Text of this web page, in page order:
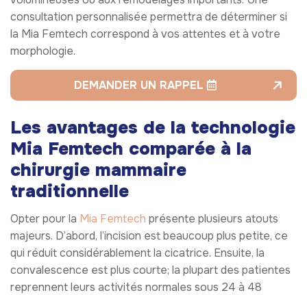
consultation personnalisée permettra de déterminer si
la Mia Femtech correspond à vos attentes et à votre
morphologie.
DEMANDER UN RAPPEL
Les avantages de la technologie
Mia Femtech comparée à la
chirurgie mammaire
traditionnelle
Opter pour la Mia Femtech présente plusieurs atouts
majeurs. D’abord, l’incision est beaucoup plus petite, ce
qui réduit considérablement la cicatrice. Ensuite, la
convalescence est plus courte; la plupart des patientes
reprennent leurs activités normales sous 24 à 48